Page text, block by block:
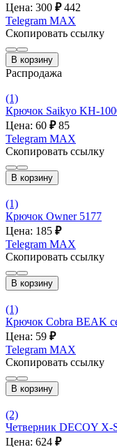
Цена: 300 ₽ 442
Telegram MAX
Скопировать ссылку
В корзину
Распродажа
(1)
Крючок Saikyo KH-
Цена: 60 ₽ 85
Telegram MAX
Скопировать ссылку
В корзину
(1)
Крючок Owner 5177
Цена: 185 ₽
Telegram MAX
Скопировать ссылку
В корзину
(1)
Крючок Cobra BEAK
Цена: 59 ₽
Telegram MAX
Скопировать ссылку
В корзину
(2)
Четверник DECOY X-
Цена: 624 ₽